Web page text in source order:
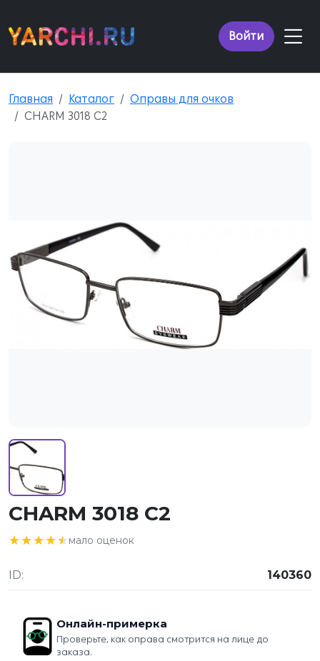
Войти
Главная Каталог
Оправы для очков
CHARM 3018 C2
CHARM 3018 C2
★★★★★
★★★★★мало оценок
ID: 140360
Онлайн-примерка
Проверьте, как оправа смотрится на лице до
заказа.